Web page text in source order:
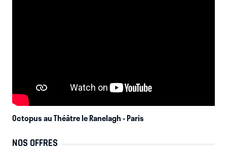
Octopus au Théâtre le Ranelagh- Paris
NOS OFFRES